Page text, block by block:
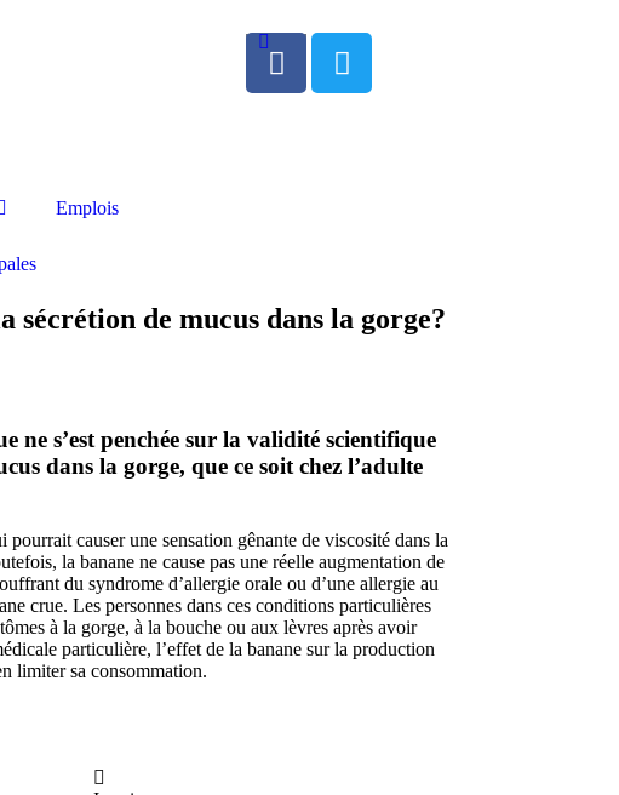
0
Emplois
sécrétion de mucus dans la gorge?
ne s’est penchée sur la validité scientifique
dans la gorge, que ce soit chez l’adulte
causer une sensation gênante de viscosité dans la
la banane ne cause pas une réelle augmentation de
du syndrome d’allergie orale ou d’une allergie au
crue. Les personnes dans ces conditions particulières
à la gorge, à la bouche ou aux lèvres après avoir
particulière, l’effet de la banane sur la production
limiter sa consommation.